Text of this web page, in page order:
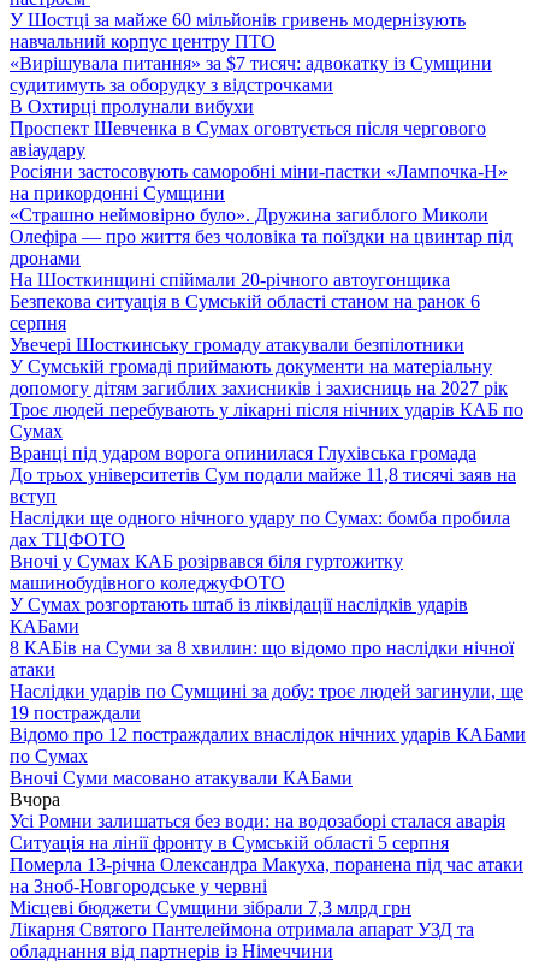
У Шостці за майже 60 мільйонів гривень модернізують
навчальний корпус центру ПТО
«Вирішувала питання» за $7 тисяч: адвокатку із Сумщини
судитимуть за оборудку з відстрочками
В Охтирці пролунали вибухи
Проспект Шевченка в Сумах оговтується після чергового
авіаудару
Росіяни застосовують саморобні міни-пастки «Лампочка-Н»
на прикордонні Сумщини
«Страшно неймовірно було». Дружина загиблого Миколи
Олефіра — про життя без чоловіка та поїздки на цвинтар під
дронами
На Шосткинщині спіймали 20-річного автоугонщика
Безпекова ситуація в Сумській області станом на ранок 6
серпня
Увечері Шосткинську громаду атакували безпілотники
У Сумській громаді приймають документи на матеріальну
допомогу дітям загиблих захисників і захисниць на 2027 рік
Троє людей перебувають у лікарні після нічних ударів КАБ по
Сумах
Вранці під ударом ворога опинилася Глухівська громада
До трьох університетів Сум подали майже 11,8 тисячі заяв на
вступ
Наслідки ще одного нічного удару по Сумах: бомба пробила
дах ТЦФОТО
Вночі у Сумах КАБ розірвався біля гуртожитку
машинобудівного коледжуФОТО
У Сумах розгортають штаб із ліквідації наслідків ударів
КАБами
8 КАБів на Суми за 8 хвилин: що відомо про наслідки нічної
атаки
Наслідки ударів по Сумщині за добу: троє людей загинули, ще
19 постраждали
Відомо про 12 постраждалих внаслідок нічних ударів КАБами
по Сумах
Вночі Суми масовано атакували КАБами
Вчора
Усі Ромни залишаться без води: на водозаборі сталася аварія
Ситуація на лінії фронту в Сумській області 5 серпня
Померла 13-річна Олександра Макуха, поранена під час атаки
на Зноб-Новгородське у червні
Місцеві бюджети Сумщини зібрали 7,3 млрд грн
Лікарня Святого Пантелеймона отримала апарат УЗД та
обладнання від партнерів із Німеччини